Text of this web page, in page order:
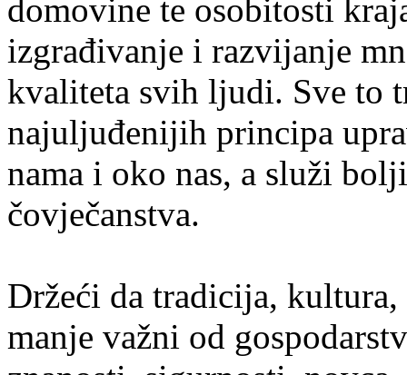
domovine te osobitosti
izgrađivanje i razvijanje
kvaliteta svih ljudi. Sve to
najuljuđenijih principa
nama i oko nas, a služi
čovječanstva.
Držeći da tradicija, kultura,
manje važni od